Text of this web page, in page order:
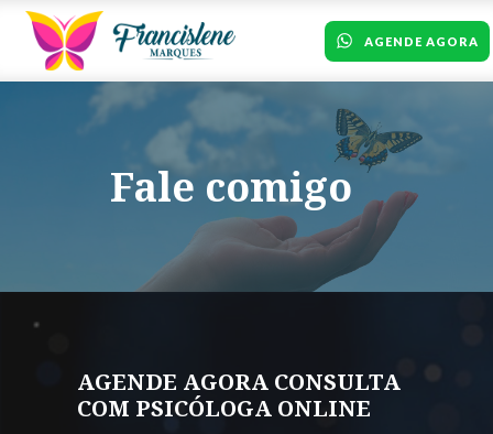
AGENDE AGORA
Fale comigo
AGENDE AGORA CONSULTA
COM PSICÓLOGA ONLINE